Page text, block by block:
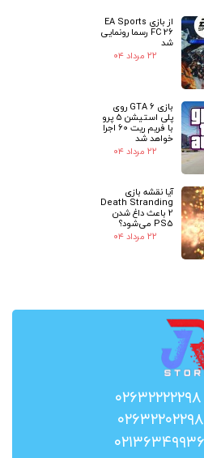
از بازی EA Sports
FC 26 رسما رونمایی
شد
۲۲ مرداد ۰۴
بازی GTA 6 روی
پلی استیشن 5 پرو
با فریم ریت 60 اجرا
خواهد شد
۲۲ مرداد ۰۴
آیا نقشه بازی
Death Stranding
2 باعث داغ شدن
PS5 می‌شود؟
۲۲ مرداد ۰۴